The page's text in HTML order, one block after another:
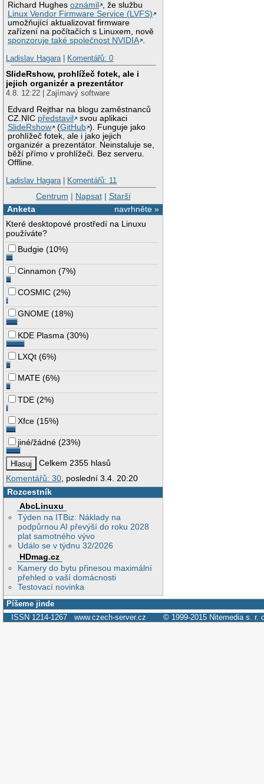
Richard Hughesoznámil
, že službu
Linux Vendor Firmware Service (LVFS)
umožňující aktualizovat firmware
zařízení na počítačích s Linuxem, nově
sponzoruje také společnost NVIDIA .
Ladislav Hagara| Komentářů: 0
SlideRshow, prohlížeč fotek, ale i
jejich organizér a prezentátor
4.8. 12:22 | Zajímavý software
Edvard Rejthar na blogu zaměstnanců
CZ.NIC představil
svou aplikaci
SlideRshow
(GitHub ). Funguje jako
prohlížeč fotek, ale i jako jejich
organizér a prezentátor. Neinstaluje se,
běží přímo v prohlížeči. Bez serveru.
Offline.
Ladislav Hagara| Komentářů: 11
Centrum | Napsat| Starší
navrhněte »
Anketa
Které desktopové prostředí na Linuxu
používáte?
Budgie (10%)
Cinnamon (7%)
COSMIC (2%)
GNOME (18%)
KDE Plasma (30%)
LXQt (6%)
MATE (6%)
TDE (2%)
Xfce (15%)
jiné/žádné (23%)
Celkem 2355 hlasů
Komentářů: 30 , poslední 3.4. 20:20
Rozcestník
AbcLinuxu
Týden na ITBiz: Náklady na
podpůrnou AI převýší do roku 2028
plat samotného vývo
Událo se v týdnu 32/2026
HDmag.cz
Kamery do bytu přinesou maximální
přehled o vaší domácnosti
Testovací novinka
Píšeme jinde
ISSN 1214-1267 www.czech-server.cz © 1999-2015 Nitemedia s. r.